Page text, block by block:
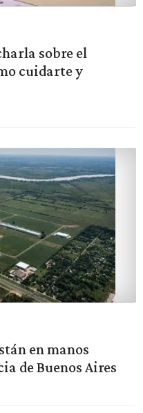
sobre el
cuidarte y
en manos
de Buenos Aires